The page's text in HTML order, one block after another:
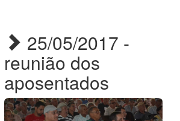
25/05/2017 -
reunião dos
aposentados